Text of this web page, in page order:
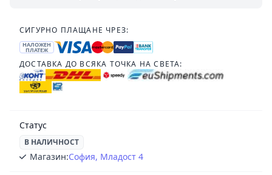
СИГУРНО ПЛАЩАНЕ ЧРЕЗ:
НАЛОЖЕН
ПЛАТЕЖ
ДОСТАВКА ДО ВСЯКА ТОЧКА НА СВЕТА:
Статус
В НАЛИЧНОСТ
Магазин:София, Младост 4